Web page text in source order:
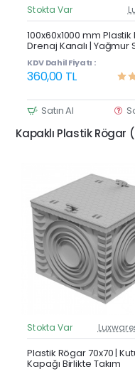
Stokta Var
100x60x1000 mm Plastik
Drenaj Kanalı | Yağmur
Havuz Kenarı Oluğu
KDV Dahil Fiyatı :
360,00 TL
Satın Al
Kapaklı Plastik Rögar
Stokta Var
Plastik Rögar 70x70 |
Kapağı Birlikte Takım